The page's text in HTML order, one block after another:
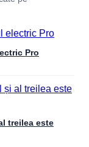
Pro
treilea este